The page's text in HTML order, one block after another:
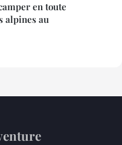
en toute
alpines au